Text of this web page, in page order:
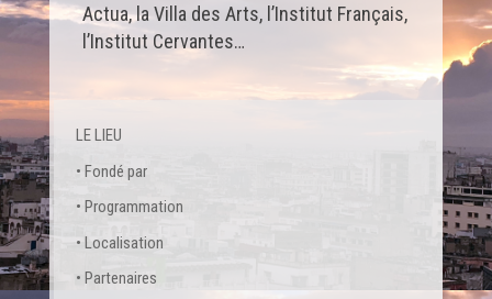
Actua, la Villa des Arts, l’Institut Français,
l’Institut Cervantes…
LE LIEU
• Fondé par
• Programmation
• Localisation
• Partenaires